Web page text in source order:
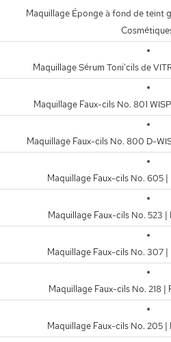
Maquillage Éponge à fond de teint
Maquillage Sérum Toni'cils de
Maquillage Faux-cils No. 801
Maquillage Faux-cils No. 800 D-
Maquillage Faux-cils No. 605 |
Maquillage Faux-cils No. 523 |
Maquillage Faux-cils No. 307 |
Maquillage Faux-cils No. 218 |
Maquillage Faux-cils No. 205 |